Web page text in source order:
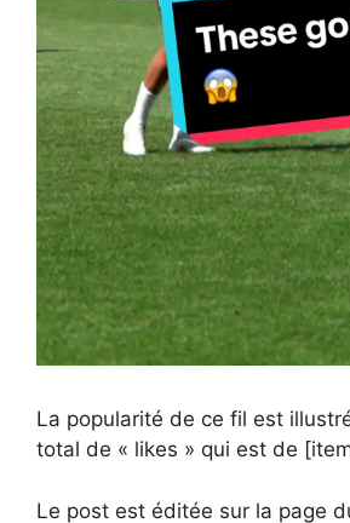
La popularité de ce fil est
total de « likes » qui est de
Le post est éditée sur la page